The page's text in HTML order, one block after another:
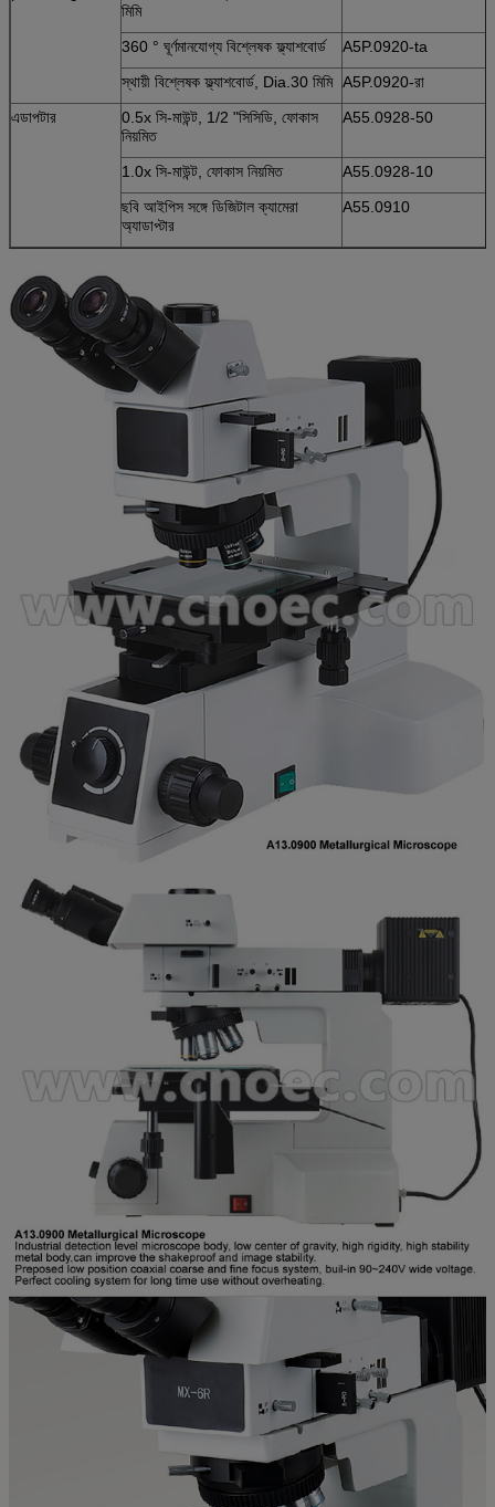
মিমি
360 ° ঘূর্ণমানযোগ্য বিশ্লেষক ফ্ল্যাশবোর্ড
A5P.0920-ta
স্থায়ী বিশ্লেষক ফ্ল্যাশবোর্ড, Dia.30 মিমি A5P.0920-রা
এডাপটার
0.5x সি-মাউন্ট, 1/2 "সিসিডি, ফোকাস
নিয়মিত
A55.0928-50
1.0x সি-মাউন্ট, ফোকাস নিয়মিত
A55.0928-10
ছবি আইপিস সঙ্গে ডিজিটাল ক্যামেরা
অ্যাডাপ্টার
A55.0910